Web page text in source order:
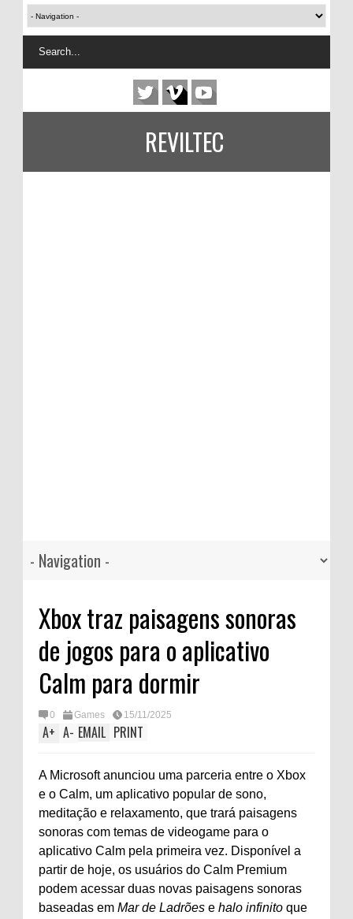
REVILTEC
Xbox traz paisagens sonoras
de jogos para o aplicativo
Calm para dormir
0 Games 15/11/2025
A+ A- EMAIL PRINT
A Microsoft anunciou uma parceria entre o Xbox
e o Calm, um aplicativo popular de sono,
meditação e relaxamento, que trará paisagens
sonoras com temas de videogame para o
aplicativo Calm pela primeira vez. Disponível a
partir de hoje, os usuários do Calm Premium
podem acessar duas novas paisagens sonoras
baseadas em Mar de Ladrões e halo infinito que